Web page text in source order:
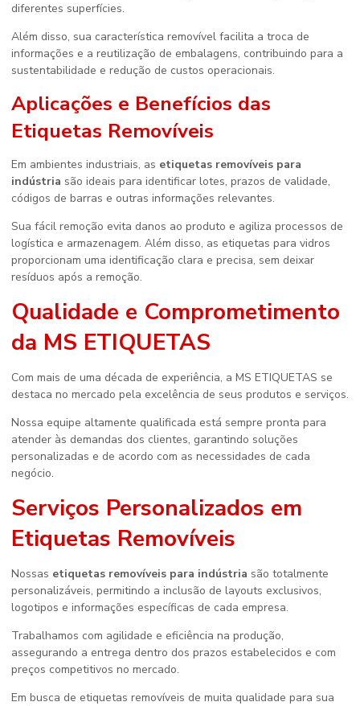
diferentes superfícies.
Além disso, sua característica removível facilita a troca de
informações e a reutilização de embalagens, contribuindo para a
sustentabilidade e redução de custos operacionais.
Aplicações e Benefícios das
Etiquetas Removíveis
Em ambientes industriais, as etiquetas removíveis para
indústria são ideais para identificar lotes, prazos de validade,
códigos de barras e outras informações relevantes.
Sua fácil remoção evita danos ao produto e agiliza processos de
logística e armazenagem. Além disso, as etiquetas para vidros
proporcionam uma identificação clara e precisa, sem deixar
resíduos após a remoção.
Qualidade e Comprometimento
da MS ETIQUETAS
Com mais de uma década de experiência, a MS ETIQUETAS se
destaca no mercado pela excelência de seus produtos e serviços.
Nossa equipe altamente qualificada está sempre pronta para
atender às demandas dos clientes, garantindo soluções
personalizadas e de acordo com as necessidades de cada
negócio.
Serviços Personalizados em
Etiquetas Removíveis
Nossas etiquetas removíveis para indústria são totalmente
personalizáveis, permitindo a inclusão de layouts exclusivos,
logotipos e informações específicas de cada empresa.
Trabalhamos com agilidade e eficiência na produção,
assegurando a entrega dentro dos prazos estabelecidos e com
preços competitivos no mercado.
Em busca de etiquetas removíveis de muita qualidade para sua